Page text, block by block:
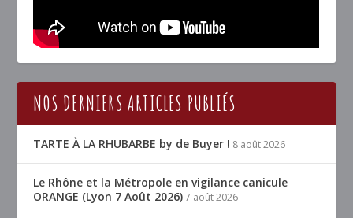
NOS DERNIERS ARTICLES PUBLIÉS
TARTE À LA RHUBARBE by de Buyer ! 8 août 2026
Le Rhône et la Métropole en vigilance canicule
ORANGE (Lyon 7 Août 2026) 7 août 2026